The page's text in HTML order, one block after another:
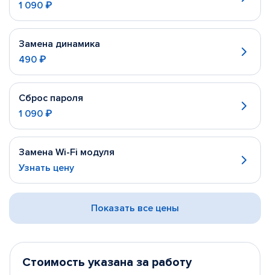
1 090 ₽
Замена динамика
490 ₽
Сброс пароля
1 090 ₽
Замена Wi-Fi модуля
Узнать цену
Показать все цены
Стоимость указана за работу